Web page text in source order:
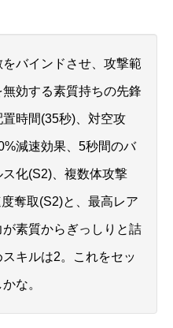
バインドさせ、攻撃範
効する素質持ちの先鋒
時間(35秒)、対空攻
減速効果、5秒間のバ
化(S2)、複数体攻撃
奪取(S2)と、最高レア
素質からぎっしりと詰
キルは2。これをセッ
な。